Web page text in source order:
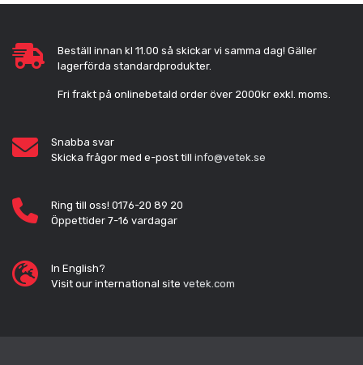
Beställ innan kl 11.00 så skickar vi samma dag! Gäller
lagerförda standardprodukter.
Fri frakt på onlinebetald order över 2000kr exkl. moms.
Snabba svar
Skicka frågor med e-post till info@vetek.se
Ring till oss! 0176-20 89 20
Öppettider 7-16 vardagar
In English?
Visit our international site vetek.com